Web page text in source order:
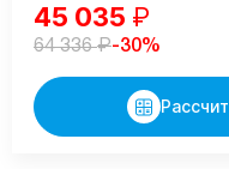
45 035 ₽
64 336₽-30%